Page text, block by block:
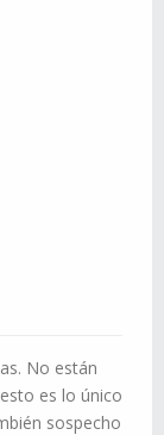
No están
es lo único
sospecho